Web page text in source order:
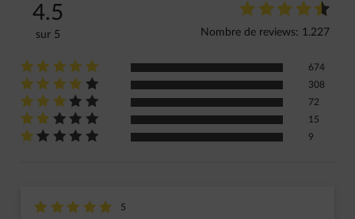
4.5
sur 5
Note
star-rating star-ratingstar-rating star-ratingstar-rating
star-rating
Nombre de reviews: 1.227
Note : 5 sur 5
star-rating star-rating star-rating star-rating star-rating 674
Note : 4 sur 5
star-rating star-rating star-rating star-rating star-rating 308
Note : 3 sur 5
star-rating star-rating star-rating star-rating star-rating 72
Note : 2 sur 5
star-rating star-rating star-rating star-rating star-rating 15
Note : 1 sur 5
star-rating star-rating star-rating star-rating star-rating 9
Note : 5 sur 5
star-rating star-rating star-rating star-rating star-rating 5